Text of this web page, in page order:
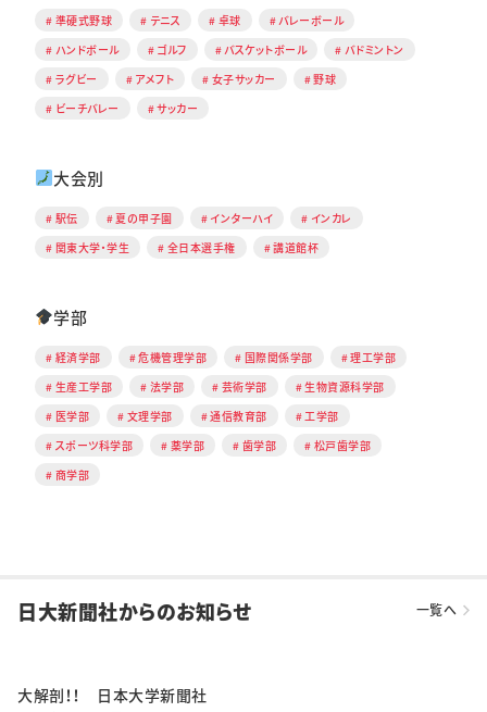
準硬式野球 テニス 卓球
バレーボール
ハンドボール
ゴルフ バスケットボール
バドミントン
ラグビー
アメフト 女子サッカー
野球
ビーチバレー
サッカー
大会別
駅伝 夏の甲子園 インターハイ
インカレ
関東大学・学生
全日本選手権 講道館杯
学部
経済学部 危機管理学部 国際関係学部
理工学部
生産工学部
法学部 芸術学部
生物資源科学部
医学部
文理学部 通信教育部
工学部
スポーツ科学部
薬学部 歯学部
松戸歯学部
商学部
日大新聞社からのお知らせ 一覧へ
大解剖！！ 日本大学新聞社